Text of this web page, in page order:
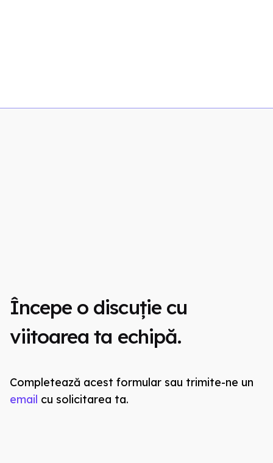
Începe o discuție cu
viitoarea ta echipă.
Completează acest formular sau trimite-ne un
email cu solicitarea ta.